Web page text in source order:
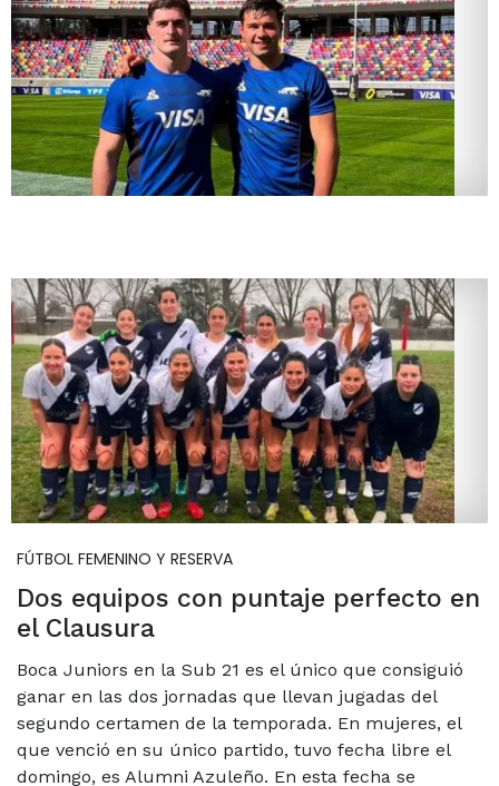
FÚTBOL FEMENINO Y RESERVA
Dos equipos con puntaje perfecto en
el Clausura
Boca Juniors en la Sub 21 es el único que consiguió
ganar en las dos jornadas que llevan jugadas del
segundo certamen de la temporada. En mujeres, el
que venció en su único partido, tuvo fecha libre el
domingo, es Alumni Azuleño. En esta fecha se